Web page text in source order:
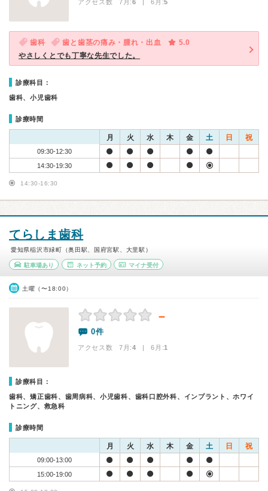
アクセス数 7月:6 | 6月:5
歯科 歯と歯茎の痛み・腫れ・出血
5.0
やさしくとでも丁寧な先生でした。
診療科目：
歯科、小児歯科
診療時間
月 火 水 木 金 土 日 祝
09:30-12:30
14:30-19:30
14:30-16:30
てらしま歯科
愛知県稲沢市緑町（奥田駅、国府宮駅、大里駅）
駐車場あり ネット予約 マイナ受付
土曜（〜18:00）
－
0件
アクセス数 7月:4 | 6月:1
診療科目：
歯科、矯正歯科、歯周病科、小児歯科、歯科口腔外科、インプラント、ホワイ
トニング、救急科
診療時間
月 火 水 木 金 土 日 祝
09:00-13:00
15:00-19:00